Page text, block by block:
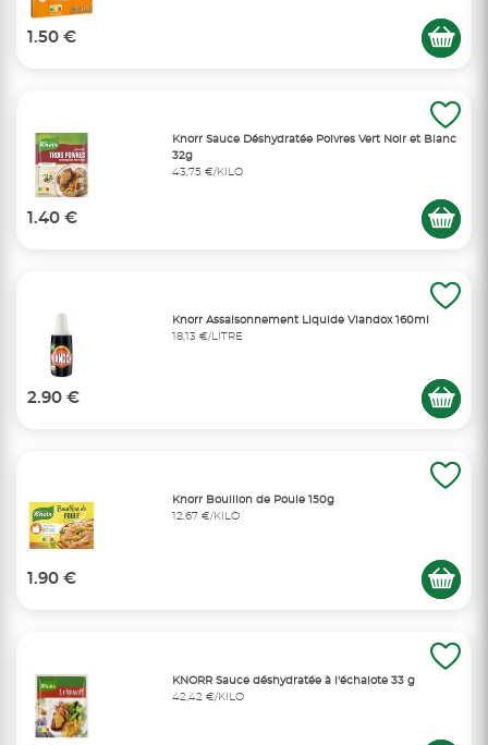
1.50 €
Knorr Sauce Déshydratée Poivres Vert Noir et Blanc
32g
43,75 €/KILO
1.40 €
Knorr Assaisonnement Liquide Viandox 160ml
18,13 €/LITRE
2.90 €
Knorr Bouillon de Poule 150g
12,67 €/KILO
1.90 €
KNORR Sauce déshydratée à l'échalote 33 g
42,42 €/KILO